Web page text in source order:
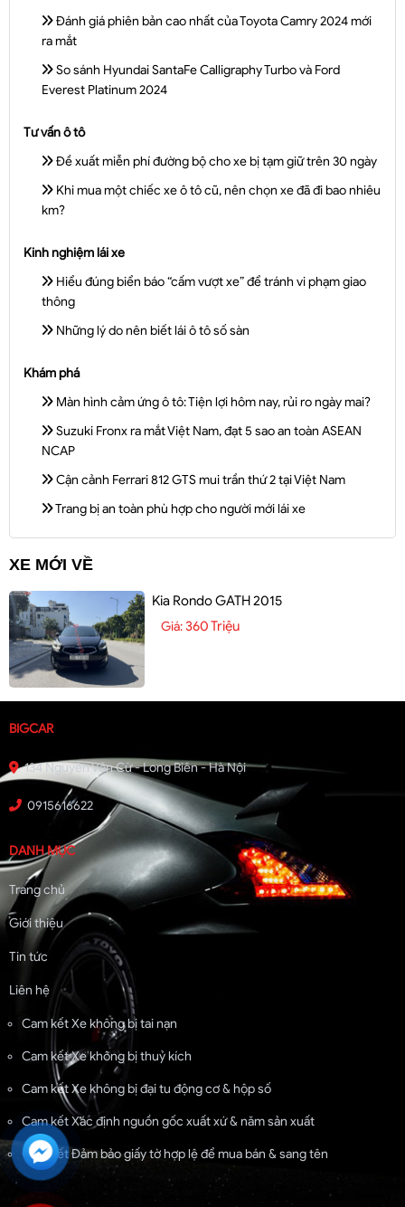
Đánh giá phiên bản cao nhất của Toyota Camry 2024 mới
ra mắt
So sánh Hyundai SantaFe Calligraphy Turbo và Ford
Everest Platinum 2024
Tư vấn ô tô
Đề xuất miễn phí đường bộ cho xe bị tạm giữ trên 30 ngày
Khi mua một chiếc xe ô tô cũ, nên chọn xe đã đi bao nhiêu
km?
Kinh nghiệm lái xe
Hiểu đúng biển báo “cấm vượt xe” để tránh vi phạm giao
thông
Những lý do nên biết lái ô tô số sàn
Khám phá
Màn hình cảm ứng ô tô: Tiện lợi hôm nay, rủi ro ngày mai?
Suzuki Fronx ra mắt Việt Nam, đạt 5 sao an toàn ASEAN
NCAP
Cận cảnh Ferrari 812 GTS mui trần thứ 2 tại Việt Nam
Trang bị an toàn phù hợp cho người mới lái xe
XE MỚI VỀ
Kia Rondo GATH 2015
Giá:360 Triệu
BIGCAR
134 Nguyễn Văn Cừ - Long Biên - Hà Nội
0915616622
DANH MỤC
Trang chủ
Giới thiệu
Tin tức
Liên hệ
Cam kết Xe không bị tai nạn
Cam kết Xe không bị thuỷ kích
Cam kết Xe không bị đại tu động cơ & hộp số
Cam kết Xác định nguồn gốc xuất xứ & năm sản xuất
Cam kết Đảm bảo giấy tờ hợp lệ để mua bán & sang tên